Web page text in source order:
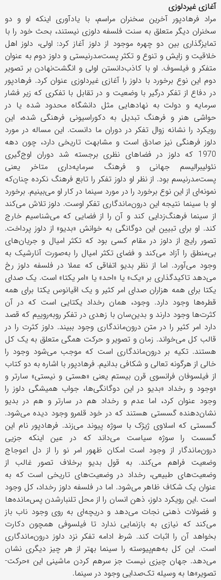
آغازی غیردلوزی
مراد فرهادپور آخرین سخنران مراسم، با یادآوری اینکه او و دو
سخنران دیگر متعلق به سنت فلسفه دلوزی نیستند، بحث خود را با
تمایزگذاری بین دو چهره موجود از دلوز آغاز کرد: اولی، دلوز اهل
خلاقیت و زایش و تنوع و تکثر پست‌مدرنیستی و دلوز دوم به عنوان
متفکر و فیلسوف. او با کاذب‌دانستن اولی و انگشت‌نهادن بر تصویر
دوم این نوع برخورد با دلوز را آغازی غیردلوزی عنوان کرد. فرهادپور
در دفاع از تفکر درگیر با وضعیت و در تقابل با تفکری که زیر فشار
سرمایه و دولت به نهادهایی مثل دانشگاه محدود شده یا در
حواشی هنر و فرهنگ تبدیل به دکوراسیونی فرهنگی شده، این
رویکرد را نشانه زوال تفکر در دوران ما دانست. این مساله در مورد
دلوز فرهنگی نیز صادق است و مشابهت تاریخی دارد، چون دهه
1970 که دلوز در فضاهای نظری برجسته شد دوران اوج‌گیری
نئولیبرالیسم جهانی و فرهنگ سرمایه‌داری متاخر یعنی
پست‌مدرنیسم بود. از نظر او دلوز تفکر را تابع فرهنگ نکرده چنان‌که
نمونه‌ای از این نوع برخورد را در مورد سینما در کار او می‌بینیم. برخورد
او با سینما نتیجه این درون‌ماندگاری تفکر اوست. دلوز تلاش می‌کند
از سینما فرهنگ‌زدایی کند و آن را از فضایی که می‌شناسیم خارج
کند. او برای تبیین این دوگانگی به خوانش «بدیو» از دلوز پرداخت.
تصور رایج از دلوز در مقام کسی بود که تکثر امیال و جریان‌های
بی‌منطق را آزاد می‌کند و فضای تکثر امیال را به‌صورت آنارشیک به
وجود می‌آورد. اما از نظر بدیو اتفاقی که عملا در فلسفه دلوز رخ
می‌دهد تاکید‌گذاری بر «یک» یا «احد» یا «امر یکتا» است. یک صدای
یکتا برای همه هزاران صدای امر کثیر و یک اقیانوس یکتا برای همه
قطره‌ها وجود دارد. وجود، همان رخداد یکتایی است که در آن
کثرت‌ها وجود دارند و بدین‌سان با زهدی در تفکر روبه‌روییم که قصد
دارد امر کثیر را در متن درون‌ماندگاری وجود ببیند. دلوز کثرت را در
قالب کل می‌خواند. زمان و تصویر و حرکت همگی متعلق به یک کل
هستند. تکیه بر درون‌ماندگاری است که موجب می‌شود وجود را
خالی از هرگونه تعالی و شکافی بدانیم. فرهادپور با اشاره به دو کتاب
از فیلسوفان فرانسوی قرن بیستم یعنی «هستی و نیستی» سارتر و
«وجود و رخداد »بدیو در این دوگانگی‌ها، جواب همیشگی دلوز را
وجود عنوان کرد، اما عدم و رخداد هم در سارتر و هم در بدیو
نشان‌دهنده گسستی هستند که در خود قلمرو وجود دیده می‌شود.
گسستی که اسلاوی ژیژک با سوژه پیوند می‌زند. فرهادپور نام این
گسست را سوژه سیاست می‌داند که در عین اینکه جزیی
درون‌ماندگار از وجود است امکان ظهور امر نو را از دل اعوجاج
وضعیت فراهم می‌کند. به قول بدیو برخلاف تصور غالب از
وضعیت‌های طبیعی، رخداد در وضعیت‌های تاریخی است که به
عنوان یک شکاف ظاهر می‌شود. اما در فلسفه دلوز رخداد، کل وجود
است.این رویکرد دلوز، ذهن انسان را از محل تلنبار‌شدن پس‌مانده‌ها
و فضولات ذهنی نجات می‌دهد و دریچه‌ای به روی وجود ناب باز
می‌کند که نیازی به بازنمایی ندارد تا فیلسوفی همچون دکارت
بخواهد آن را اثبات کند. شرط ادامه تفکر نزد دلوز درون‌ماندگاری
است. این کل به‌هم‌پیوسته را سینما بهتر از هر چیز دیگری نشان
می‌دهد. جهان چیزی نیست جز سر‌هم کردن ماشینی این «حرکت-
تصویر»ها به وسیله تک‌صدایی وجود در سینما.